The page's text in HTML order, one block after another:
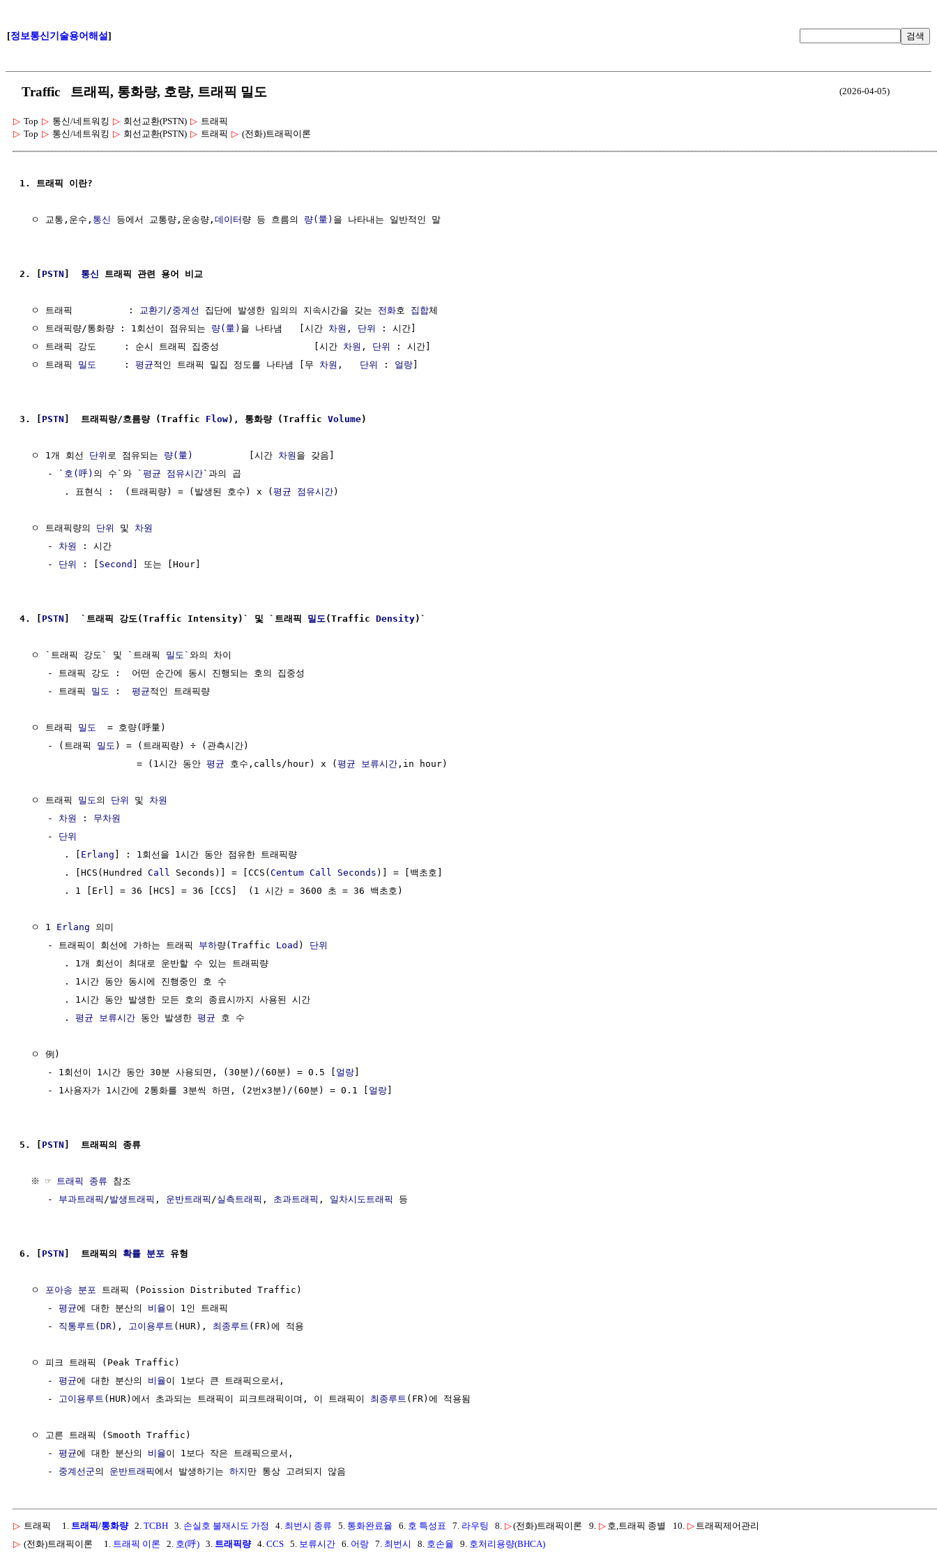
[정보통신기술용어해설] 검색
Traffic 트래픽, 통화량, 호량, 트래픽 밀도 (2026-04-05)
▷ Top ▷ 통신/네트워킹 ▷ 회선교환(PSTN) ▷ 트래픽
▷ Top ▷ 통신/네트워킹 ▷ 회선교환(PSTN) ▷ 트래픽 ▷ (전화)트래픽이론
1. 트래픽 이란?
  ㅇ 교통,운수,
통신 등에서 교통량,운송량, 데이터 량 등 흐름의 량(量) 을 나타내는 일반적인 말
2. [ PSTN ] 통신 트래픽 관련 용어 비교
  ㅇ 트래픽          :
교환기 /중계선 집단에 발생한 임의의 지속시간을 갖는 전화호 집합체
  ㅇ 트래픽량/통화량 : 1회선이 점유되는
량(量) 을 나타냄   [시간 차원 , 단위
: 시간]
  ㅇ 트래픽 강도     : 순시 트래픽 집중성                 [시간
차원 , 단위
: 시간]
  ㅇ 트래픽
밀도
     :
평균적인 트래픽 밀집 정도를 나타냄 [무 차원 , 단위 : 얼랑]
3. [ PSTN ]  트래픽량/흐름량 (Traffic Flow), 통화량 (Traffic Volume)
  ㅇ 1개 회선
단위 로 점유되는 량(量)
          [시간
차원 을 갖음]
     - `
호(呼) 의 수`와 ` 평균 점유시간`과의 곱
        . 표현식 :  (트래픽량) = (발생된 호수) x (
평균 점유시간)
  ㅇ 트래픽량의
단위 및 차원
     -
차원
: 시간
     -
단위 : [ Second ] 또는 [Hour]
4. [ PSTN ]  `트래픽 강도(Traffic Intensity)` 및 `트래픽 밀도 (Traffic Density)`
  ㅇ `트래픽 강도` 및 `트래픽
밀도 `와의 차이
     - 트래픽 강도 :  어떤 순간에 동시 진행되는 호의 집중성
     - 트래픽
밀도 : 평균적인 트래픽량
  ㅇ 트래픽
밀도
  = 호량(呼量)
     - (트래픽
밀도 ) = (트래픽량) ÷ (관측시간)
                     = (1시간 동안
평균 호수,calls/hour) x (평균 보류시간 ,in hour)
  ㅇ 트래픽
밀도 의 단위 및 차원
     -
차원 : 무차원
     -
단위
        . [
Erlang ] : 1회선을 1시간 동안 점유한 트래픽량
        . [HCS(Hundred
Call Seconds)] = [CCS(Centum Call Seconds )] = [백초호]
        . 1 [Erl] = 36 [HCS] = 36 [CCS]  (1 시간 = 3600 초 = 36 백초호)
  ㅇ 1
Erlang 의미
     - 트래픽이 회선에 가하는 트래픽
부하량(Traffic Load ) 단위
        . 1개 회선이 최대로 운반할 수 있는 트래픽량
        . 1시간 동안 동시에 진행중인 호 수
        . 1시간 동안 발생한 모든 호의 종료시까지 사용된 시간
        .
평균 보류시간 동안 발생한 평균 호 수
  ㅇ 例)
     - 1회선이 1시간 동안 30분 사용되면, (30분)/(60분) = 0.5 [
얼랑]
     - 1사용자가 1시간에 2통화를 3분씩 하면, (2번x3분)/(60분) = 0.1 [
얼랑]
5. [ PSTN ]  트래픽의 종류
  ※ ☞
트래픽 종류 참조
     -
부과트래픽 /발생트래픽 , 운반트래픽 /실측트래픽 , 초과트래픽 , 일차시도트래픽 등
6. [ PSTN ]  트래픽의 확률 분포 유형
  ㅇ
포아송 분포 트래픽 (Poission Distributed Traffic)
     -
평균에 대한 분산의 비율이 1인 트래픽
     -
직통루트 (DR), 고이용루트 (HUR), 최종루트 (FR)에 적용
  ㅇ 피크 트래픽 (Peak Traffic)
     -
평균에 대한 분산의 비율이 1보다 큰 트래픽으로서,
     -
고이용루트 (HUR)에서 초과되는 트래픽이 피크트래픽이며, 이 트래픽이 최종루트 (FR)에 적용됨
  ㅇ 고른 트래픽 (Smooth Traffic)
     -
평균에 대한 분산의 비율이 1보다 작은 트래픽으로서,
     -
중계선군의 운반트래픽에서 발생하기는 하지
▷ 트래픽 1. 트래픽/통화량2. TCBH 3. 손실호 불재시도 가정 4. 최번시 종류 5. 통화완료율 6. 호 특성표 7. 라우팅 8. ▷(전화)트래픽이론 9. ▷ 호,트래픽 종별 10. ▷ 트래픽제어관리
▷ (전화)트래픽이론 1. 트래픽 이론 2. 호(呼) 3. 트래픽량4. CCS 5. 보류시간 6. 어랑 7. 최번시 8. 호손율 9. 호처리용량(BHCA)